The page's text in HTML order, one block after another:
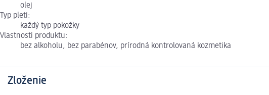
olej
Typ pleti:
každý typ pokožky
Vlastnosti produktu:
bez alkoholu, bez parabénov, prírodná kontrolovaná kozmetika
Zloženie